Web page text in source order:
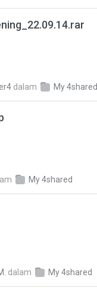
dalam My 4shared
My 4shared
dalam My 4shared